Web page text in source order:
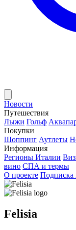
Новости
Путешествия
Лыжи Гольф
Покупки
Шоппинг Аутлеты
Информация
Регионы Италии
вино СПА и термы
О проекте Подписка
Felisia